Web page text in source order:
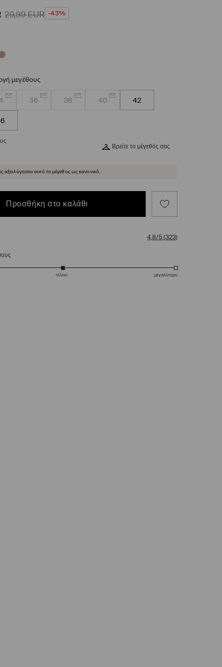
29,99EUR -43%
μεγέθους
36 38 40 42
Βρείτε το μέγεθός σας
αξιολόγησαν αυτό το μέγεθος ως κανονικό.
Προσθήκη στο καλάθι
4,8/5(323)
τέλειο μεγαλύτερο